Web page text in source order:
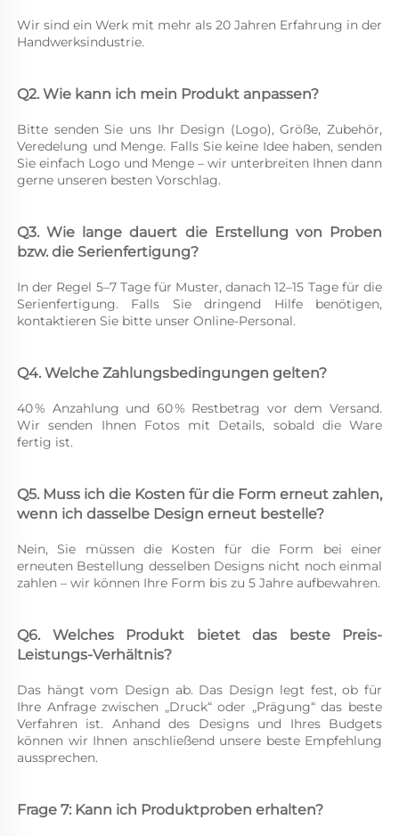
Wir sind ein Werk mit mehr als 20 Jahren Erfahrung in der
Handwerksindustrie.
Q2. Wie kann ich mein Produkt anpassen?
Bitte senden Sie uns Ihr Design (Logo), Größe, Zubehör,
Veredelung und Menge. Falls Sie keine Idee haben, senden
Sie einfach Logo und Menge – wir unterbreiten Ihnen dann
gerne unseren besten Vorschlag.
Q3. Wie lange dauert die Erstellung von Proben
bzw. die Serienfertigung?
In der Regel 5–7 Tage für Muster, danach 12–15 Tage für die
Serienfertigung. Falls Sie dringend Hilfe benötigen,
kontaktieren Sie bitte unser Online-Personal.
Q4. Welche Zahlungsbedingungen gelten?
40 % Anzahlung und 60 % Restbetrag vor dem Versand.
Wir senden Ihnen Fotos mit Details, sobald die Ware
fertig ist.
Q5. Muss ich die Kosten für die Form erneut zahlen,
wenn ich dasselbe Design erneut bestelle?
Nein, Sie müssen die Kosten für die Form bei einer
erneuten Bestellung desselben Designs nicht noch einmal
Q6. Welches Produkt bietet das beste Preis-
Leistungs-Verhältnis?
Das hängt vom Design ab. Das Design legt fest, ob für
Ihre Anfrage zwischen „Druck“ oder „Prägung“ das beste
Verfahren ist. Anhand des Designs und Ihres Budgets
können wir Ihnen anschließend unsere beste Empfehlung
aussprechen.
Frage 7: Kann ich Produktproben erhalten?